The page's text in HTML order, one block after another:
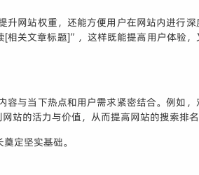
网站权重，还能方便用户在网站内进行
关文章标题]”，这样既能提高用户体验
与当下热点和用户需求紧密结合。例如
站的活力与价值，从而提高网站的搜索排名
定坚实基础。